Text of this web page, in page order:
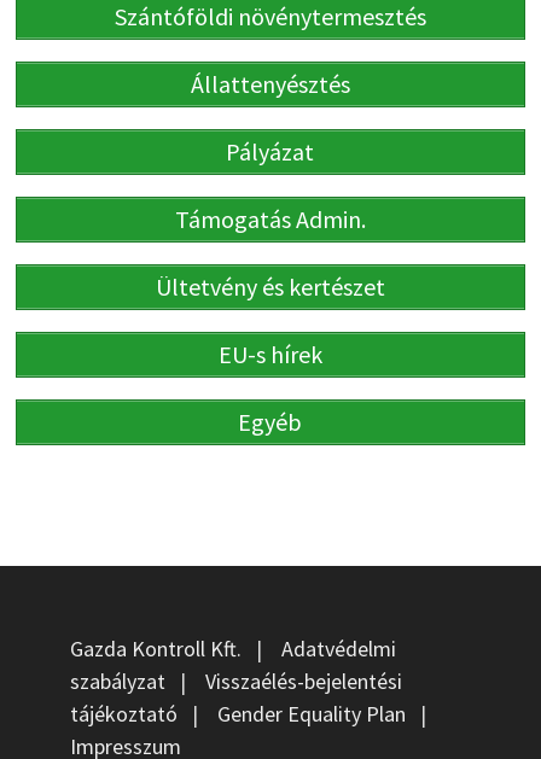
Szántóföldi növénytermesztés
Állattenyésztés
Pályázat
Támogatás Admin.
Ültetvény és kertészet
EU-s hírek
Egyéb
Gazda Kontroll Kft. | Adatvédelmi
szabályzat| Visszaélés-bejelentési
tájékoztató | Gender Equality Plan |
Impresszum